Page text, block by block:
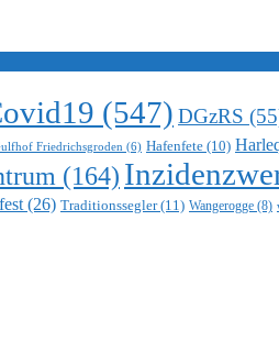
(547) DGzRS
Friedrichsgroden (6) Hafenfete (10)
(164)
(26) Traditionssegler(11) Wangerogge (8)